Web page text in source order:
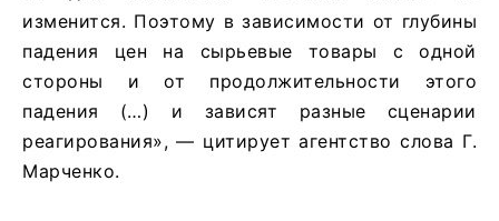
изменится. Поэтому в зависимости от глубины
падения цен на сырьевые товары с одной
стороны и от продолжительности этого
падения (…) и зависят разные сценарии
реагирования», — цитирует агентство слова Г.
Марченко.